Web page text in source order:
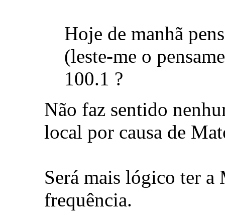
Hoje de manhã
(leste-me o
100.1 ?
Não faz sentido
local por causa de
Será mais lógico ter a
frequência.